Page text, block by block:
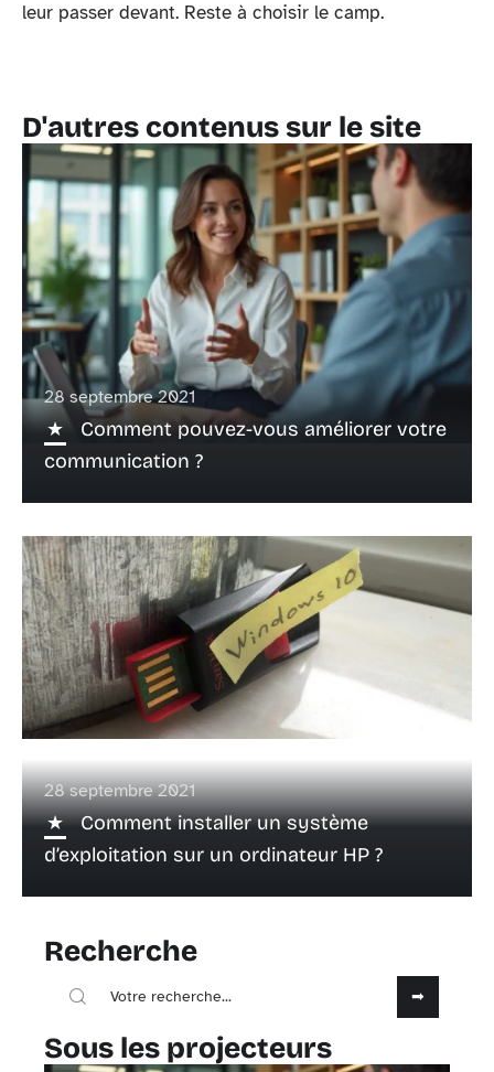
leur passer devant. Reste à choisir le camp.
D'autres contenus sur le site
28 septembre 2021
Comment pouvez-vous améliorer votre
communication ?
28 septembre 2021
Comment installer un système
d’exploitation sur un ordinateur HP ?
Recherche
Sous les projecteurs